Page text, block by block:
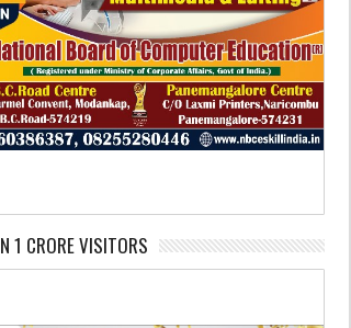
1 CRORE VISITORS